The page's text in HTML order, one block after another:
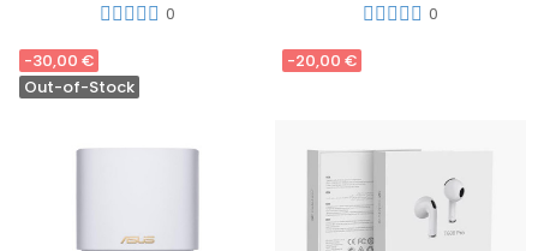
0 0
-30,00 €
Out-of-Stock
-20,00 €